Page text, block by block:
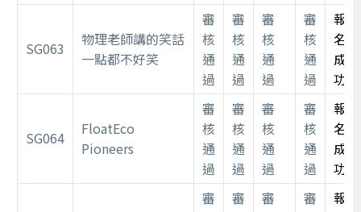
SG063
物理老師講的笑話
一點都不好笑
審
核
通
過
審
核
通
過
審
核
通
過
審
核
通
過
報
名
成
功
SG064
FloatEco
Pioneers
審
核
通
過
審
核
通
過
審
核
通
過
審
核
通
過
報
名
成
功
審
審
審
審
報